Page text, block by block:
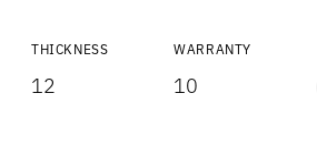
THICKNESS
12
WARRANTY
10